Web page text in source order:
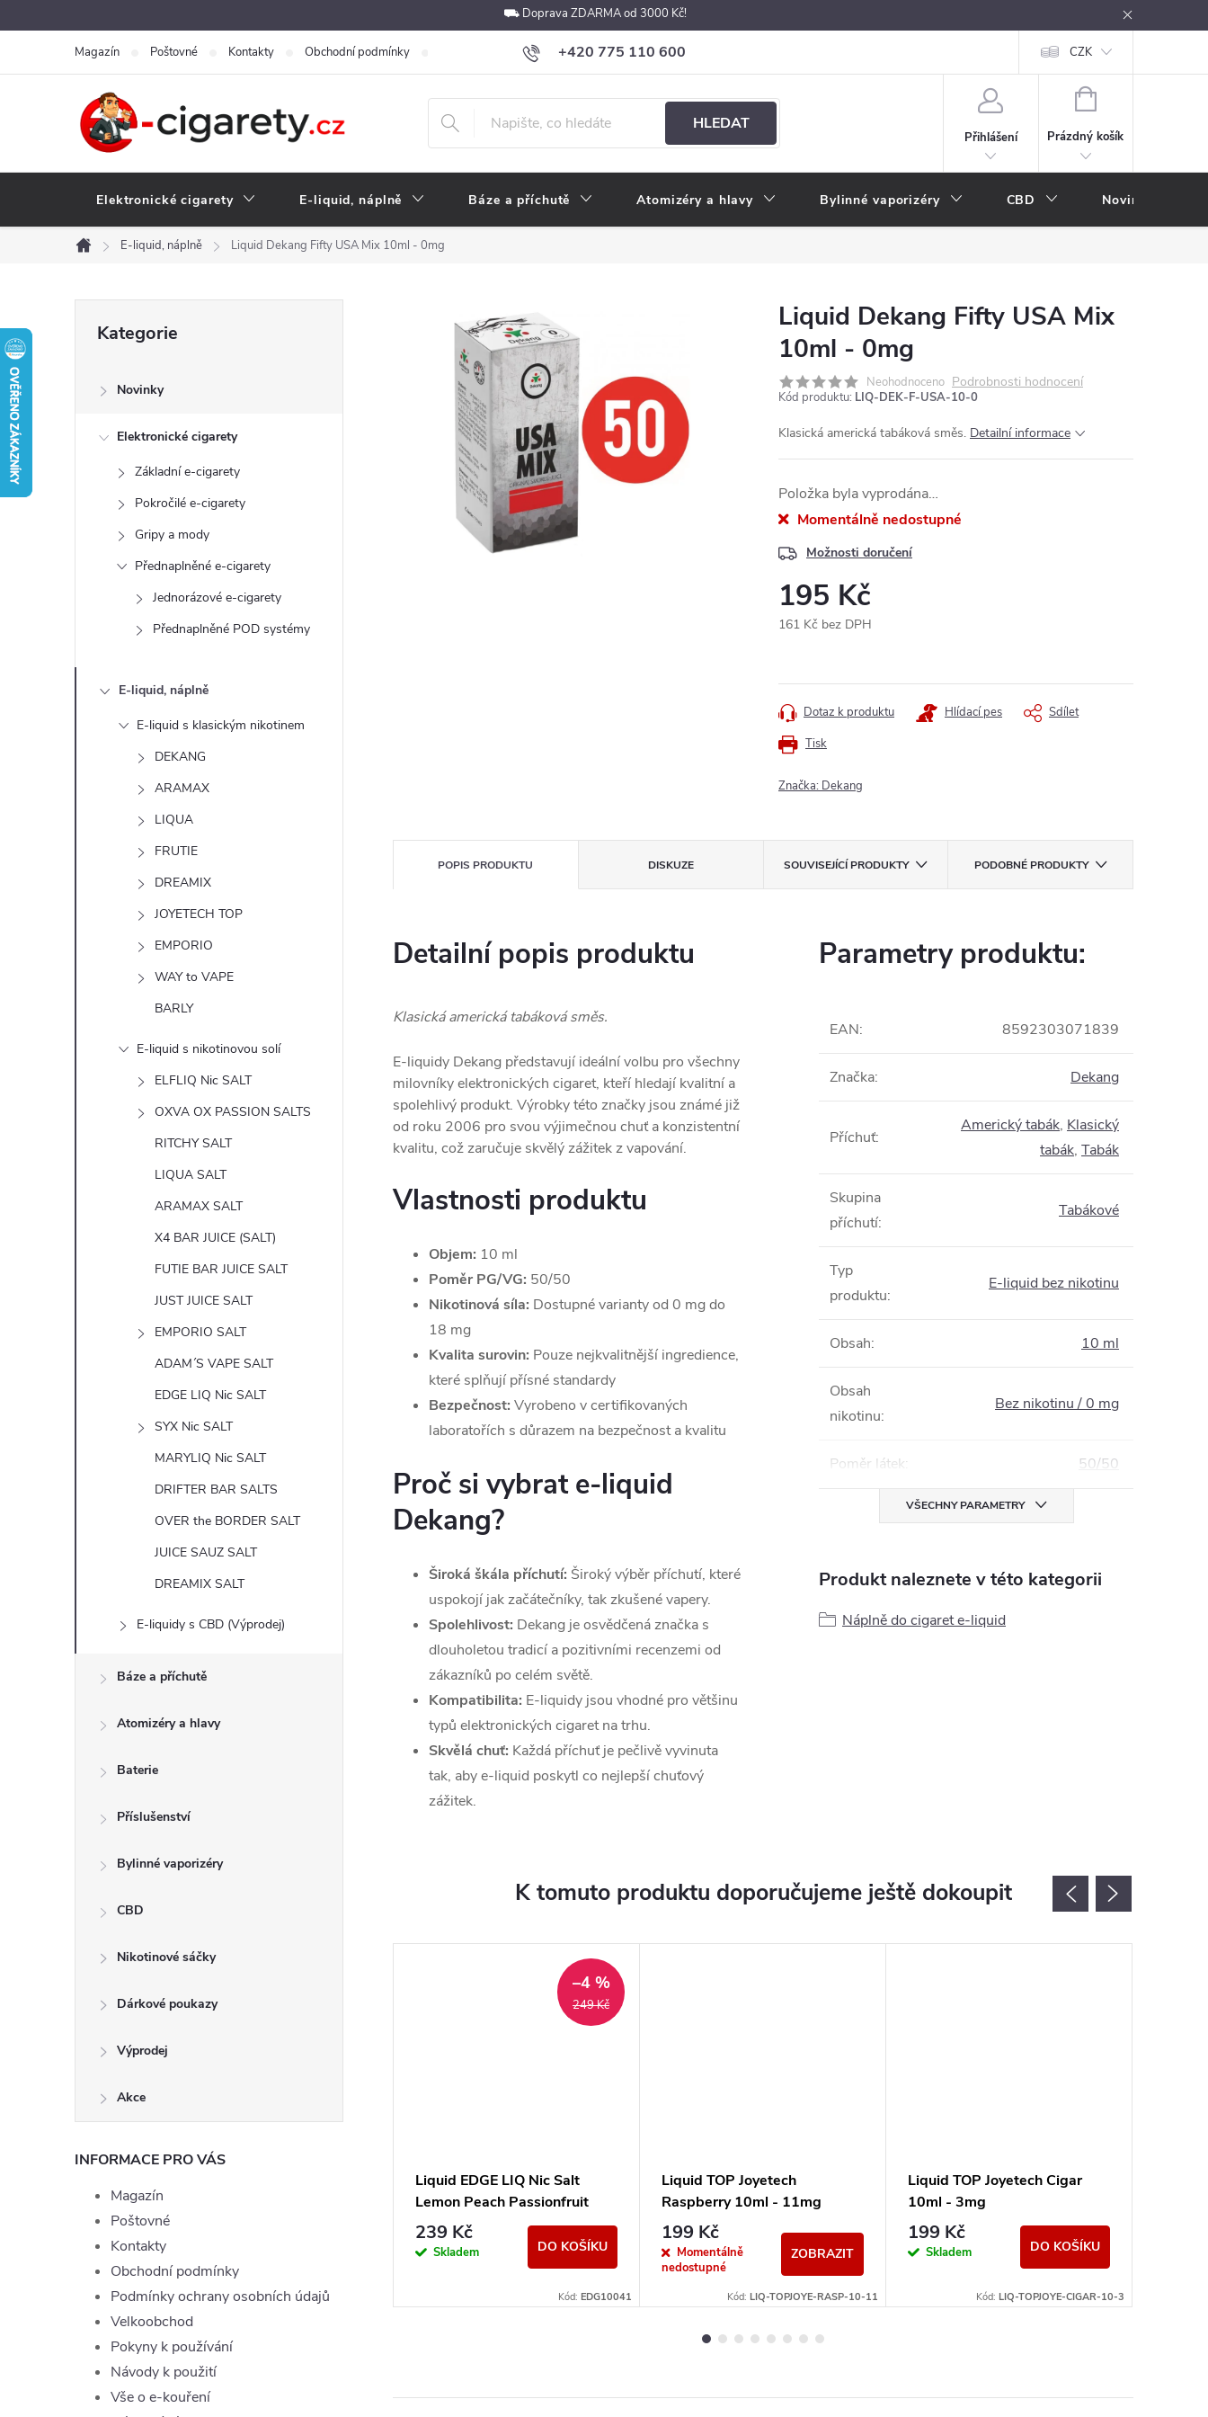
na
⛟ Doprava ZDARMA od 3000 Kč!
+420 775 110 600
obchod@e-cigarety.cz
Magazín Poštovné Kontakty Obchodní podmínky Podmínky ochrany osobních údajů Velkoobchod Vše o e-kouření Nákupní rádce
CZK
HLEDAT
Přihlášení
NÁKUPNÍ
Prázdný košík
Elektronické cigarety E-liquid, náplně Báze a příchutě Atomizéry a hlavy Bylinné vaporizéry CBD Novinky
Domů
E-liquid, náplně Liquid Dekang Fifty USA Mix 10ml - 0mg
í
kategorie
Kategorie
Novinky
Elektronické cigarety
Základní e-cigarety
Pokročilé e-cigarety
Gripy a mody
Přednaplněné e-cigarety
Jednorázové e-cigarety
Přednaplněné POD systémy
E-liquid, náplně
E-liquid s klasickým nikotinem
DEKANG
ARAMAX
LIQUA
FRUTIE
DREAMIX
JOYETECH TOP
EMPORIO
WAY to VAPE
BARLY
E-liquid s nikotinovou solí
ELFLIQ Nic SALT
OXVA OX PASSION SALTS
RITCHY SALT
LIQUA SALT
ARAMAX SALT
X4 BAR JUICE (SALT)
FUTIE BAR JUICE SALT
JUST JUICE SALT
EMPORIO SALT
ADAM´S VAPE SALT
EDGE LIQ Nic SALT
SYX Nic SALT
MARYLIQ Nic SALT
DRIFTER BAR SALTS
OVER the BORDER SALT
JUICE SAUZ SALT
DREAMIX SALT
E-liquidy s CBD (Výprodej)
Báze a příchutě
Atomizéry a hlavy
Baterie
Příslušenství
Bylinné vaporizéry
CBD
Nikotinové sáčky
Dárkové poukazy
Výprodej
Akce
INFORMACE PRO VÁS
Magazín
Poštovné
Kontakty
Obchodní podmínky
Podmínky ochrany osobních údajů
Velkoobchod
Pokyny k používání
Návody k použití
Vše o e-kouření
Liquid Dekang Fifty USA Mix
10ml - 0mg
Neohodnoceno Podrobnosti hodnocení
Kód produktu: LIQ-DEK-F-USA-10-0
Klasická americká tabáková směs. Detailní informace
Položka byla vyprodána…
Momentálně nedostupné
Možnosti doručení
195 Kč
161 Kč bez DPH
Tisk
Dotaz k produktu Hlídací pes Sdílet
Značka: Dekang
POPIS PRODUKTU DISKUZE SOUVISEJÍCÍ PRODUKTY PODOBNÉ PRODUKTY
Detailní popis produktu
Klasická americká tabáková směs.
E-liquidy Dekang představují ideální volbu pro všechny
milovníky elektronických cigaret, kteří hledají kvalitní a
spolehlivý produkt. Výrobky této značky jsou známé již
od roku 2006 pro svou výjimečnou chuť a konzistentní
kvalitu, což zaručuje skvělý zážitek z vapování.
Vlastnosti produktu
Objem: 10 ml
Poměr PG/VG: 50/50
Nikotinová síla: Dostupné varianty od 0 mg do
18 mg
Kvalita surovin: Pouze nejkvalitnější ingredience,
které splňují přísné standardy
Bezpečnost: Vyrobeno v certifikovaných
laboratořích s důrazem na bezpečnost a kvalitu
Proč si vybrat e-liquid
Dekang?
Široká škála příchutí: Široký výběr příchutí, které
uspokojí jak začátečníky, tak zkušené vapery.
Spolehlivost: Dekang je osvědčená značka s
dlouholetou tradicí a pozitivními recenzemi od
zákazníků po celém světě.
Kompatibilita: E-liquidy jsou vhodné pro většinu
typů elektronických cigaret na trhu.
Skvělá chuť: Každá příchuť je pečlivě vyvinuta
tak, aby e-liquid poskytl co nejlepší chuťový
zážitek.
Parametry produktu:
EAN: 8592303071839
Značka: Dekang
Příchuť:
Americký tabák, Klasický
tabák, Tabák
Skupina
příchutí:
Tabákové
Typ
produktu:
E-liquid bez nikotinu
Obsah: 10 ml
Obsah
nikotinu:
Bez nikotinu / 0 mg
Poměr látek: 50/50
VŠECHNY PARAMETRY
Produkt naleznete v této kategorii
Náplně do cigaret e-liquid
K tomuto produktu doporučujeme ještě dokoupit
ZOBRAZIT
TOPJOYE-MENTHOL-10-11
199 Kč
nedostupné
Kód: LIQ-TOPJOYE-WATER-10-6
249 Kč
–4 %
Liquid EDGE LIQ Nic Salt
Lemon Peach Passionfruit
10ml - 15mg
239 Kč
Skladem DO KOŠÍKU
Kód: EDG10041
Liquid TOP Joyetech
Raspberry 10ml - 11mg
199 Kč
Momentálně
nedostupné
ZOBRAZIT
Kód: LIQ-TOPJOYE-RASP-10-11
Liquid TOP Joyetech Cigar
10ml - 3mg
199 Kč
Skladem DO KOŠÍKU
Kód: LIQ-TOPJOYE-CIGAR-10-3